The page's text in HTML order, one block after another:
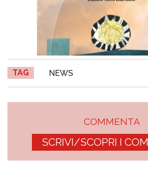
TAG NEWS
COMMENTA
SCRIVI/SCOPRI I